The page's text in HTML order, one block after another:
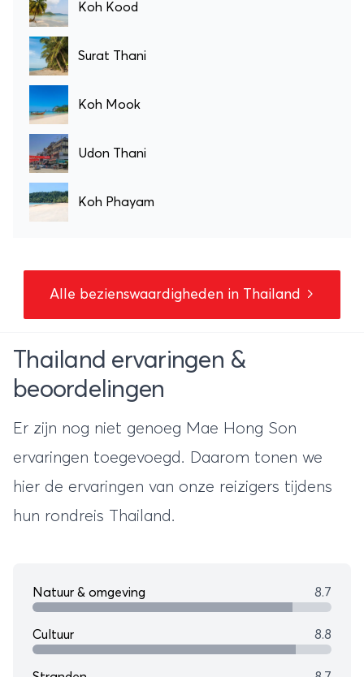
Koh Kood
Surat Thani
Koh Mook
Udon Thani
Koh Phayam
Alle bezienswaardigheden in Thailand
Thailand ervaringen &
beoordelingen
Er zijn nog niet genoeg Mae Hong Son
ervaringen toegevoegd. Daarom tonen we
hier de ervaringen van onze reizigers tijdens
hun rondreis Thailand .
Natuur & omgeving 8.7
Cultuur 8.8